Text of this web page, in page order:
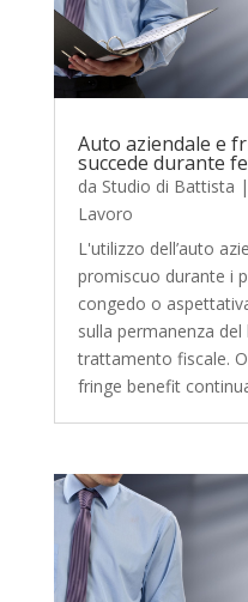
Auto aziendale e
succede durante
da Studio di Battista |
Lavoro
L'utilizzo dell’auto
promiscuo durante i
congedo o
sulla permanenza
trattamento fiscale.
fringe benefit